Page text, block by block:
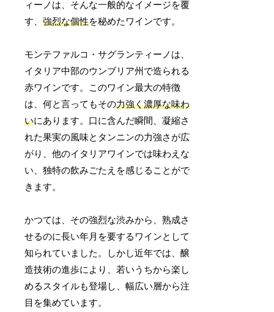
ィーノは、そんな一般的なイメージを覆
す、強烈な個性を秘めたワインです。
モンテファルコ・サグランティーノは、
イタリア中部のウンブリア州で造られる
赤ワインです。このワイン最大の特徴
は、何と言ってもその力強く濃厚な味わ
いにあります。口に含んだ瞬間、凝縮さ
れた果実の風味とタンニンの力強さが広
がり、他のイタリアワインでは味わえな
い、独特の飲みごたえを感じることがで
きます。
かつては、その強烈な渋みから、熟成さ
せるのに長い年月を要するワインとして
知られていました。しかし近年では、醸
造技術の進歩により、若いうちから楽し
めるスタイルも登場し、幅広い層から注
目を集めています。